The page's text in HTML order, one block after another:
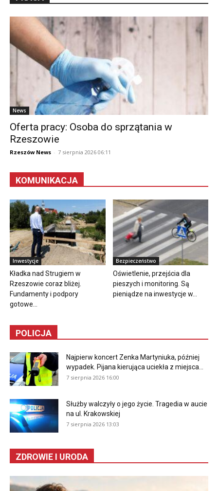
News
Oferta pracy: Osoba do sprzątania w
Rzeszowie
Rzeszów News - 7 sierpnia 2026 06:11
KOMUNIKACJA
Inwestycje
Kładka nad Strugiem w
Rzeszowie coraz bliżej.
Fundamenty i podpory
gotowe...
Bezpieczeństwo
Oświetlenie, przejścia dla
pieszych i monitoring. Są
pieniądze na inwestycje w...
POLICJA
Najpierw koncert Zenka Martyniuka, później
wypadek. Pijana kierująca uciekła z miejsca...
7 sierpnia 2026 16:00
Służby walczyły o jego życie. Tragedia w aucie
na ul. Krakowskiej
7 sierpnia 2026 13:03
ZDROWIE I URODA